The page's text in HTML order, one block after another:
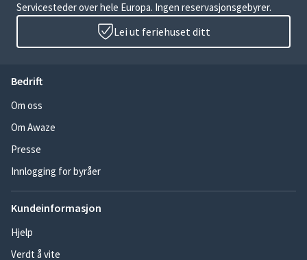
Servicesteder over hele Europa. Ingen reservasjonsgebyrer.
Lei ut feriehuset ditt
Bedrift
Om oss
Om Awaze
Presse
Innlogging for byråer
Kundeinformasjon
Hjelp
Verdt å vite